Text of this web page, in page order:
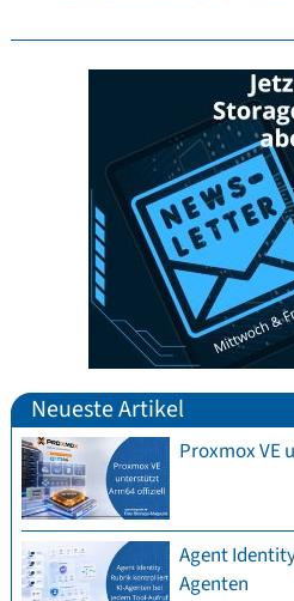
Neueste Artikel
Proxmox VE
Agent
Agenten